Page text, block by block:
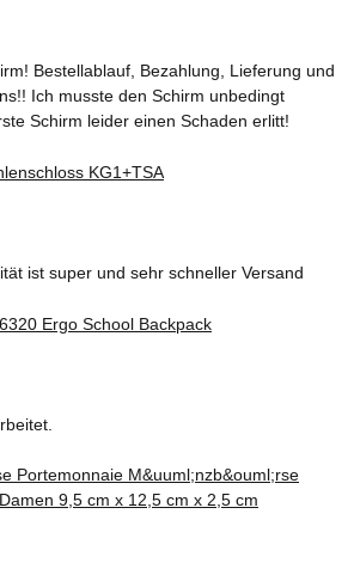
Bestellablauf, Bezahlung, Lieferung und
Ich musste den Schirm unbedingt
Schirm leider einen Schaden erlitt!
ist super und sehr schneller Versand